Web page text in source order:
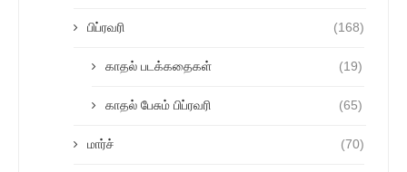
பிப்ரவரி (168)
காதல் படக்கதைகள் (19)
காதல் பேசும் பிப்ரவரி (65)
மார்ச் (70)